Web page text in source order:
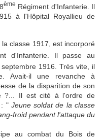
ème Régiment d'Infanterie. Il
à l'Hôpital Royallieu de
la classe 1917, est incorporé
d'Infanterie. Il passe au
1916. Très vite, il
Avait-il une revanche à
de la disparition de son
?... Il est cité à l'ordre de
: "Jeune soldat de la classe
froid pendant l'attaque du
au combat du Bois de